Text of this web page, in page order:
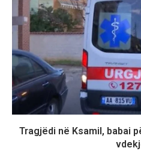
Tragjëdi në Ksamil, babai